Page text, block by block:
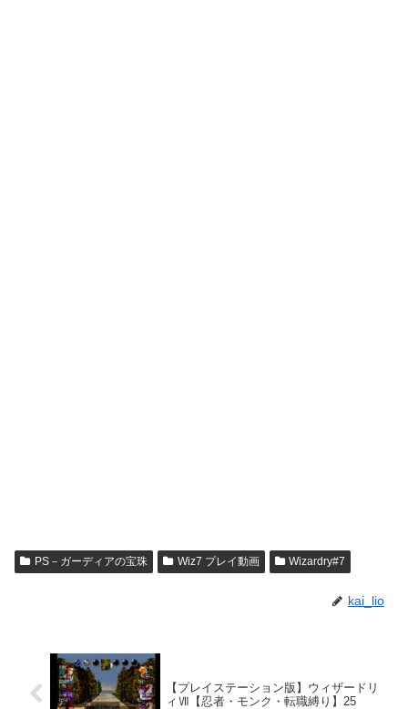
PS－ガーディアの宝珠 Wiz7 プレイ動画 Wizardry#7
kai_lio
【プレイステーション版】ウィザードリ
ィⅦ【忍者・モンク・転職縛り】25